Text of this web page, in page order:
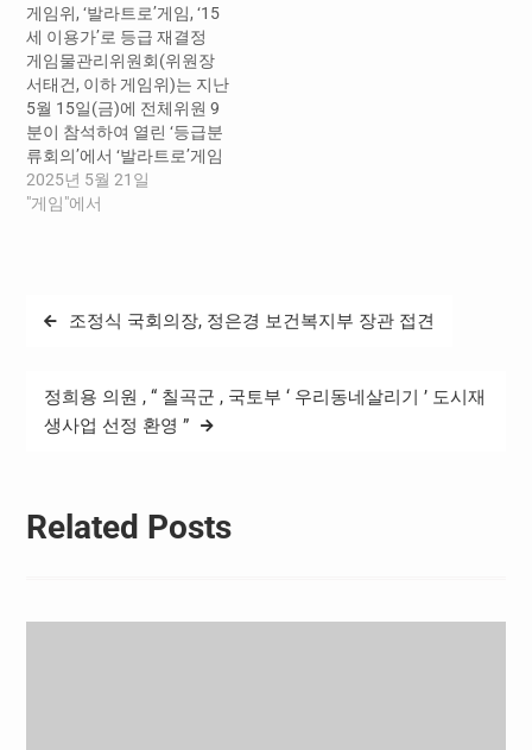
게임위, ‘발라트로’게임, ‘15
세 이용가’로 등급 재결정
게임물관리위원회(위원장
서태건, 이하 게임위)는 지난
5월 15일(금)에 전체위원 9
분이 참석하여 열린 ‘등급분
류회의’에서 ‘발라트로’게임
에 대한 재심의 안건에 대하
여 심사숙고 끝에 ‘15세 이용
청소년이용불가 등급분류결
등이 참여하여 열린, 2차례
의 ‘청원심사회의’와 △‘발라
트로’게임에 대한 2차례의…
2025년 5월 21일
"게임"에서
글
색
조정식 국회의장, 정은경 보건복지부 장관 접견
정희용 의원 , “ 칠곡군 , 국토부 ‘ 우리동네살리기 ’ 도시재
생사업 선정 환영 ”
Related Posts